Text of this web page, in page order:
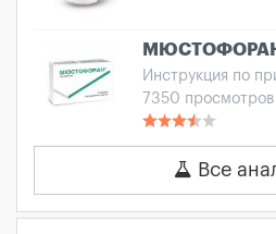
Инструкция по
7350 просмотров
Все